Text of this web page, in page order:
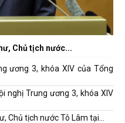
Chủ tịch nước...
ương 3, khóa XIV của Tổng
nghị Trung ương 3, khóa XIV
Chủ tịch nước Tô Lâm tại...